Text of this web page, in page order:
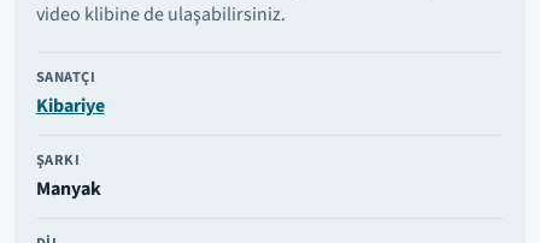
video klibine de ulaşabilirsiniz.
SANATÇI
Kibariye
ŞARKI
Manyak